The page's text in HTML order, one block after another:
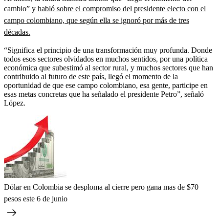
cambio” y habló sobre el compromiso del presidente electo con el
campo colombiano, que según ella se ignoró por más de tres
décadas.
“Significa el principio de una transformación muy profunda. Donde
todos esos sectores olvidados en muchos sentidos, por una política
económica que subestimó al sector rural, y muchos sectores que han
contribuido al futuro de este país, llegó el momento de la
oportunidad de que ese campo colombiano, esa gente, participe en
esas metas concretas que ha señalado el presidente Petro”, señaló
López.
Dólar en Colombia se desploma al cierre pero gana mas de $70
pesos este 6 de junio